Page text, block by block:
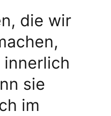
die wir
sie
im